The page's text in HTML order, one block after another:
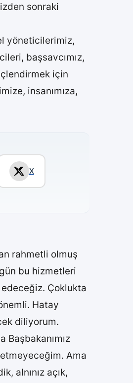
sonraki
yöneticilerimiz,
başsavcımız,
için
insanımıza,
X
rahmetli olmuş
bu hizmetleri
Çoklukta
Hatay
diliyorum.
Başbakanımız
Ama
alnınız açık,